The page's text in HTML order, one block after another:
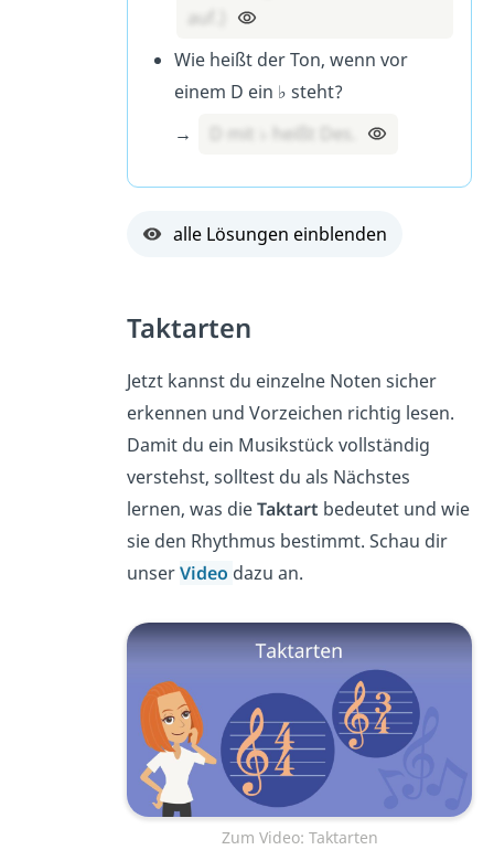
auf.)
Wie heißt der Ton, wenn vor
einem D ein ♭ steht?
→
D mit ♭ heißt Des.
alle Lösungen einblenden
Taktarten
Jetzt kannst du einzelne Noten sicher
erkennen und Vorzeichen richtig lesen.
Damit du ein Musikstück vollständig
verstehst, solltest du als Nächstes
lernen, was dieTaktart bedeutet und wie
sie den Rhythmus bestimmt. Schau dir
unserVideo dazu an.
Zum Video: Taktarten